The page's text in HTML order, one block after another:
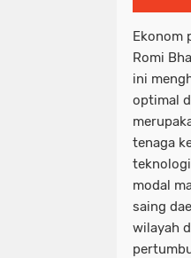
Ekonom
Romi
ini
optimal
tenaga
modal
saing
wilayah